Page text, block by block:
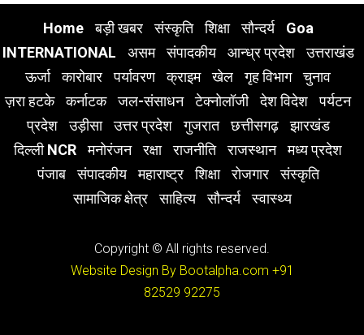
Home बड़ी खबर संस्कृति शिक्षा सौन्दर्य
Goa
INTERNATIONAL
असम संपादकीय आन्ध्र प्रदेश
उत्तराखंड
ऊर्जा
कारोबार पर्यावरण क्राइम खेल गृह विभाग
चुनाव
ज़रा हटके
कर्नाटक जल-संसाधन टेक्नोलॉजी देश विदेश
पर्यटन
प्रदेश
उड़ीसा उत्तर प्रदेश गुजरात छत्तीसगढ़
झारखंड
दिल्ली NCR
मनोरंजन रक्षा राजनीति राजस्थान
मध्य प्रदेश
पंजाब
संपादकीय महाराष्ट्र शिक्षा रोजगार
संस्कृति
सामाजिक क्षेत्र
साहित्य सौन्दर्य स्वास्थ्य
Copyright © All rights reserved.
Website Design By Bootalpha.com +91
82529 92275